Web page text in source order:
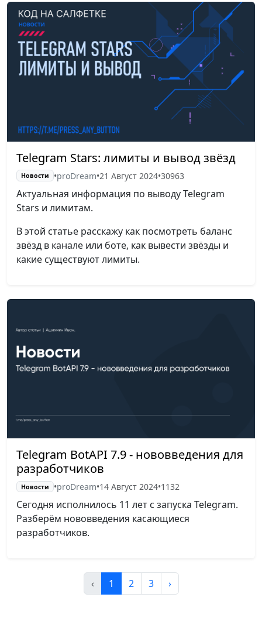
Telegram Stars: лимиты и вывод звёзд
Новости •proDream•21 Август 2024•30963
Актуальная информация по выводу Telegram
Stars и лимитам.
В этой статье расскажу как посмотреть баланс
звёзд в канале или боте, как вывести звёзды и
какие существуют лимиты.
Telegram BotAPI 7.9 - нововведения для
разработчиков
Новости •proDream•14 Август 2024•1132
Сегодня исполнилось 11 лет с запуска Telegram.
Разберём нововведения касающиеся
разработчиков.
‹ 1 2 3 ›